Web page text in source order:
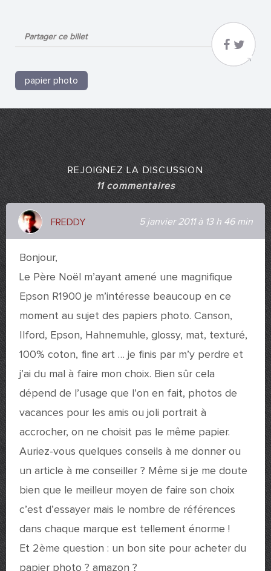
Partager ce billet
papier photo
REJOIGNEZ LA DISCUSSION
11 commentaires
FREDDY 5 janvier 2011 à 13 h 46 min
Bonjour,
Le Père Noël m’ayant amené une magnifique
Epson R1900 je m’intéresse beaucoup en ce
moment au sujet des papiers photo. Canson,
Ilford, Epson, Hahnemuhle, glossy, mat, texturé,
100% coton, fine art … je finis par m’y perdre et
j’ai du mal à faire mon choix. Bien sûr cela
dépend de l’usage que l’on en fait, photos de
vacances pour les amis ou joli portrait à
accrocher, on ne choisit pas le même papier.
Auriez-vous quelques conseils à me donner ou
un article à me conseiller ? Même si je me doute
bien que le meilleur moyen de faire son choix
c’est d’essayer mais le nombre de références
dans chaque marque est tellement énorme !
Et 2ème question : un bon site pour acheter du
papier photo ? amazon ?